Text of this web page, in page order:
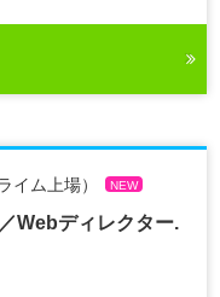
イム上場） NEW
Webディレクター.